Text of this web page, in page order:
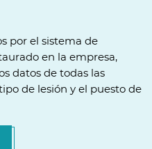
por el sistema de
en la empresa,
datos de todas las
de lesión y el puesto de